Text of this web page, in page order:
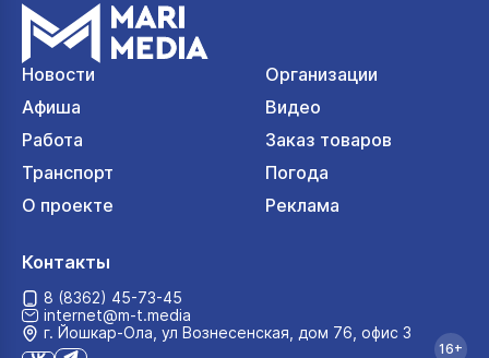
Новости
Организации
Афиша
Видео
Работа
Заказ товаров
Транспорт
Погода
О проекте
Реклама
Контакты
8 (8362) 45-73-45
internet@m-t.media
г. Йошкар‑Ола, ул Вознесенская, дом 76, офис 3
16+